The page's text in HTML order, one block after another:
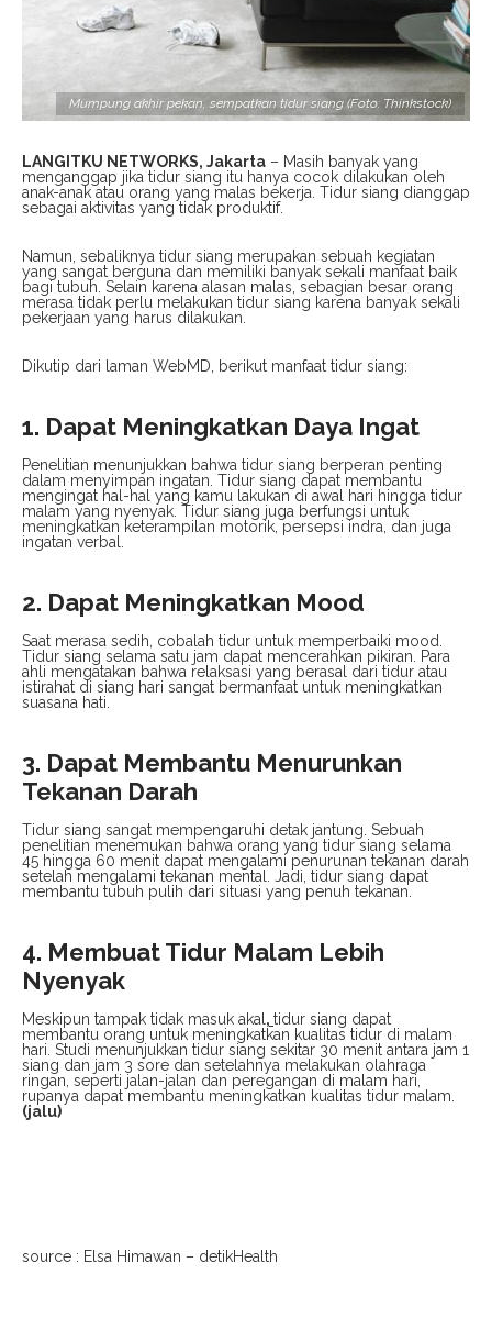
Mumpung akhir pekan, sempatkan tidur siang (Foto: Thinkstock)
LANGITKU NETWORKS, Jakarta – Masih banyak yang
menganggap jika tidur siang itu hanya cocok dilakukan oleh
anak-anak atau orang yang malas bekerja. Tidur siang dianggap
sebagai aktivitas yang tidak produktif.
Namun, sebaliknya tidur siang merupakan sebuah kegiatan
yang sangat berguna dan memiliki banyak sekali manfaat baik
bagi tubuh. Selain karena alasan malas, sebagian besar orang
merasa tidak perlu melakukan tidur siang karena banyak sekali
pekerjaan yang harus dilakukan.
Dikutip dari laman WebMD, berikut manfaat tidur siang:
1. Dapat Meningkatkan Daya Ingat
Penelitian menunjukkan bahwa tidur siang berperan penting
dalam menyimpan ingatan. Tidur siang dapat membantu
mengingat hal-hal yang kamu lakukan di awal hari hingga tidur
malam yang nyenyak. Tidur siang juga berfungsi untuk
meningkatkan keterampilan motorik, persepsi indra, dan juga
ingatan verbal.
2. Dapat Meningkatkan Mood
Saat merasa sedih, cobalah tidur untuk memperbaiki mood.
Tidur siang selama satu jam dapat mencerahkan pikiran. Para
ahli mengatakan bahwa relaksasi yang berasal dari tidur atau
istirahat di siang hari sangat bermanfaat untuk meningkatkan
suasana hati.
3. Dapat Membantu Menurunkan
Tekanan Darah
Tidur siang sangat mempengaruhi detak jantung. Sebuah
penelitian menemukan bahwa orang yang tidur siang selama
45 hingga 60 menit dapat mengalami penurunan tekanan darah
setelah mengalami tekanan mental. Jadi, tidur siang dapat
membantu tubuh pulih dari situasi yang penuh tekanan.
4. Membuat Tidur Malam Lebih
Nyenyak
Meskipun tampak tidak masuk akal , tidur siang dapat
membantu orang untuk meningkatkan kualitas tidur di malam
hari. Studi menunjukkan tidur siang sekitar 30 menit antara jam 1
siang dan jam 3 sore dan setelahnya melakukan olahraga
ringan, seperti jalan-jalan dan peregangan di malam hari,
rupanya dapat membantu meningkatkan kualitas tidur malam.
(jalu)
source : Elsa Himawan – detikHealth